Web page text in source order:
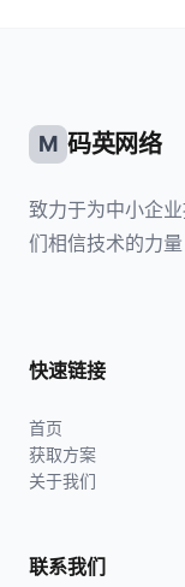
M 码英网络
致力于为中小企
们相信技术的力量
快速链接
首页
获取方案
关于我们
联系我们